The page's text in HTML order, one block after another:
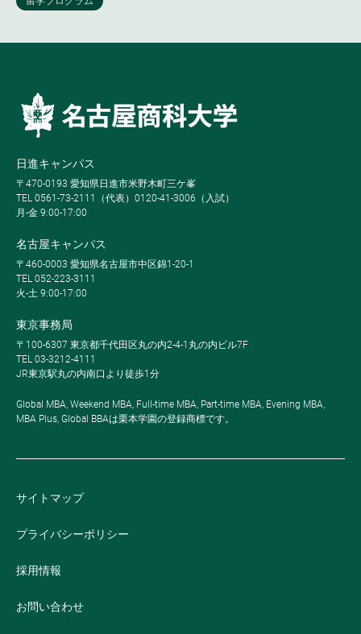
日進キャンパス
〒470-0193 愛知県日進市米野木町三ケ峯
TEL 0561-73-2111（代表）0120-41-3006（入試）
月-金 9:00-17:00
名古屋キャンパス
〒460-0003 愛知県名古屋市中区錦1-20-1
TEL 052-223-3111
火-土 9:00-17:00
東京事務局
〒100-6307 東京都千代田区丸の内2-4-1丸の内ビル7F
TEL 03-3212-4111
JR東京駅丸の内南口より徒歩1分
Global MBA, Weekend MBA, Full-time MBA, Part-time MBA, Evening MBA,
MBA Plus, Global BBAは栗本学園の登録商標です。
サイトマップ
プライバシーポリシー
採用情報
お問い合わせ